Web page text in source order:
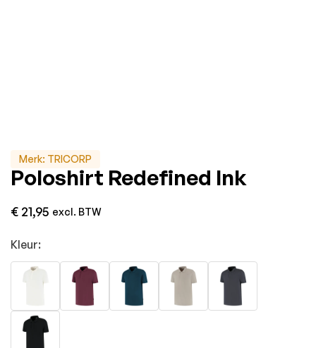
Merk: TRICORP
Poloshirt Redefined Ink
€ 21,95 excl. BTW
Kleur: